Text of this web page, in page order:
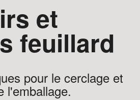
et
feuillard
pour le cerclage et
l'emballage.